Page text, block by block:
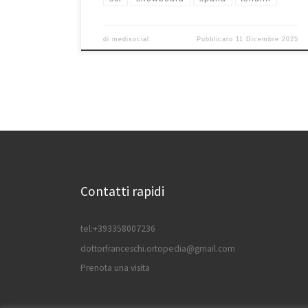
dimedisocial Pubblicato 11 Dicembre 2025
Contatti rapidi
tel:+393358007236
dottorfranceschi.ortopedia@gmail.com
Prenota una visita